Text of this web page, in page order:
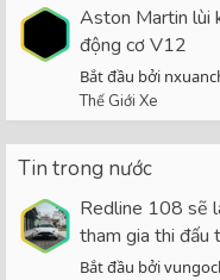
Aston Martin lùi
động cơ V12
Bắt đầu bởi
Thế Giới Xe
Tin trong nước
Redline 108 sẽ
tham gia thi đấu
Bắt đầu bởi